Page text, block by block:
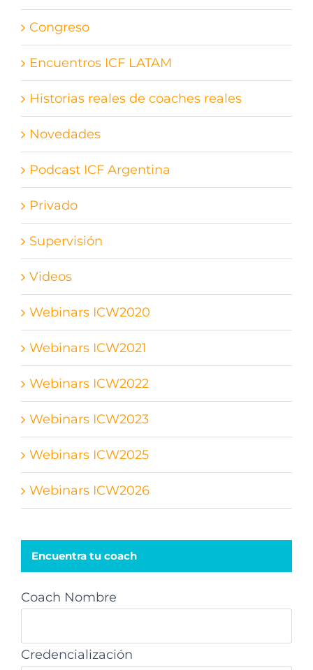
Congreso
Encuentros ICF LATAM
Historias reales de coaches reales
Novedades
Podcast ICF Argentina
Privado
Supervisión
Videos
Webinars ICW2020
Webinars ICW2021
Webinars ICW2022
Webinars ICW2023
Webinars ICW2025
Webinars ICW2026
Encuentra tu coach
Coach Nombre
Credencialización